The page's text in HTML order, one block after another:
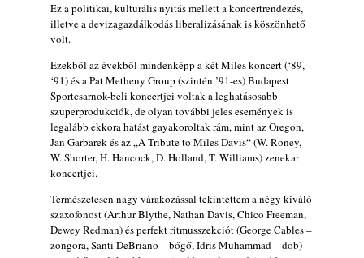
Lemezek a hatvanas-hetvenes évekből - 84.
rész: Irving Ashby – Memoirs
10 éve halt meg lapunk főszerkesztő-
helyettese, Csányi Attila
2026. augusztus 04.
45 éve történt… Jazz-rock albumok 1981-
ből - Shakatak „Drivin’ Hard”
2026. augusztus 03.
január 4.)
2026. augusztus 03.
Gondolataim - 2026 (XI. évfolyam - 8. rész)
Ez a politikai, kulturális nyitás mellett a koncertrendezés,
illetve a devizagazdálkodás liberalizásának is köszönhető
volt.
Ezekből az évekből mindenképp a két Miles koncert (‘89,
‘91) és a Pat Metheny Group (szintén ’91-es) Budapest
Sportcsarnok-beli koncertjei voltak a leghatásosabb
szuperprodukciók, de olyan további jeles események is
legalább ekkora hatást gayakoroltak rám, mint az Oregon,
Jan Garbarek és az „A Tribute to Miles Davis“ (W. Roney,
W. Shorter, H. Hancock, D. Holland, T. Williams) zenekar
koncertjei.
Természetesen nagy várakozással tekintettem a négy kiváló
szaxofonost (Arthur Blythe, Nathan Davis, Chico Freeman,
Dewey Redman) és perfekt ritmusszekciót (George Cables –
zongora, Santi DeBriano – bőgő, Idris Muhammad – dob)